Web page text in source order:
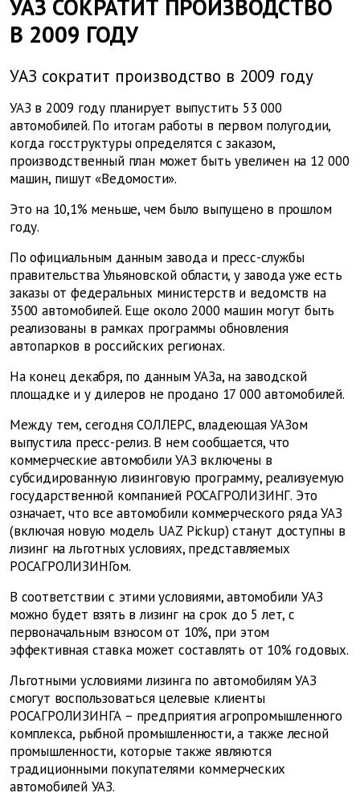
УАЗ СОКРАТИТ ПРОИЗВОДСТВО
В 2009 ГОДУ
УАЗ сократит производство в 2009 году
УАЗ в 2009 году планирует выпустить 53 000
автомобилей. По итогам работы в первом полугодии,
когда госструктуры определятся с заказом,
производственный план может быть увеличен на 12 000
машин, пишут «Ведомости».
Это на 10,1% меньше, чем было выпущено в прошлом
году.
По официальным данным завода и пресс-службы
правительства Ульяновской области, у завода уже есть
заказы от федеральных министерств и ведомств на
3500 автомобилей. Еще около 2000 машин могут быть
реализованы в рамках программы обновления
автопарков в российских регионах.
На конец декабря, по данным УАЗа, на заводской
площадке и у дилеров не продано 17 000 автомобилей.
Между тем, сегодня СОЛЛЕРС, владеющая УАЗом
выпустила пресс-релиз. В нем сообщается, что
коммерческие автомобили УАЗ включены в
субсидированную лизинговую программу, реализуемую
государственной компанией РОСАГРОЛИЗИНГ. Это
означает, что все автомобили коммерческого ряда УАЗ
(включая новую модель UAZ Pickup) станут доступны в
лизинг на льготных условиях, представляемых
РОСАГРОЛИЗИНГом.
В соответствии с этими условиями, автомобили УАЗ
можно будет взять в лизинг на срок до 5 лет, с
первоначальным взносом от 10%, при этом
эффективная ставка может составлять от 10% годовых.
Льготными условиями лизинга по автомобилям УАЗ
смогут воспользоваться целевые клиенты
РОСАГРОЛИЗИНГА – предприятия агропромышленного
комплекса, рыбной промышленности, а также лесной
промышленности, которые также являются
традиционными покупателями коммерческих
автомобилей УАЗ.